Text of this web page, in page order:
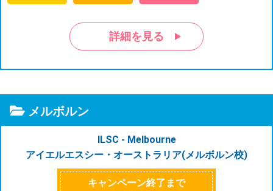
詳細を見る
メルボルン
ILSC - Melbourne
アイエルエスシー・オーストラリア(メルボルン校)
キャンペーン終了まで